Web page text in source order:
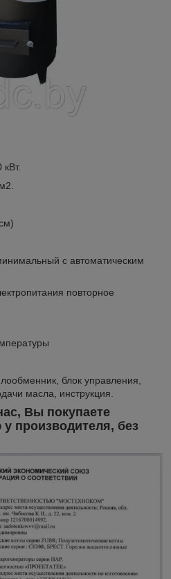
с автоматическим
повторное
блок управления,
масла, инструкция.
Вы покупаете
производителя, без